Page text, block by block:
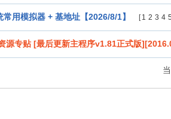
用模拟器 + 基地址【2026/8/1】 [ 1 2 3 4
源专贴 [最后更新主程序v1.81正式版